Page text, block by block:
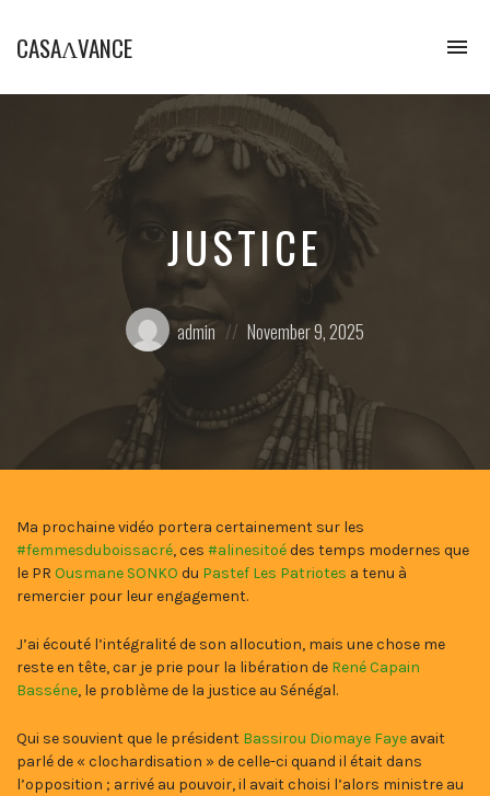
CASAɅVANCE
Casamance
JUSTICE
Posted
by:
admin
on
November 9, 2025
Ma prochaine vidéo portera certainement sur les
#femmesduboissacré, ces #alinesitoédes temps modernes que
le PR Ousmane SONKO du Pastef Les Patriotes a tenu à
remercier pour leur engagement.
J’ai écouté l’intégralité de son allocution, mais une chose me
reste en tête, car je prie pour la libération de René Capain
Basséne, le problème de la justice au Sénégal.
Qui se souvient que le président Bassirou Diomaye Faye avait
parlé de « clochardisation » de celle-ci quand il était dans
l’opposition ; arrivé au pouvoir, il avait choisi l’alors ministre au